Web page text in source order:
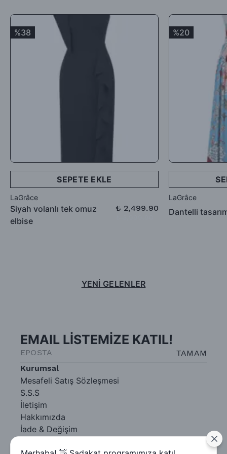
Satın aldığınız ürünler için Hediye Çeki, Değişim ya da ücret
iadesi talep edebilirsiniz.
%38
SEPETE EKLE
LaGrâce
Siyah volanlı tek omuz
elbise
₺ 2,499.90
%20
LaGrâce
Dantelli
YENİ GELENLER
Kurumsal
Mesafeli Satış Sözleşmesi
S.S.S
İletişim
Hakkımızda
İade & Değişim
EMAIL LİSTEMİZE KATIL!
TAMAM